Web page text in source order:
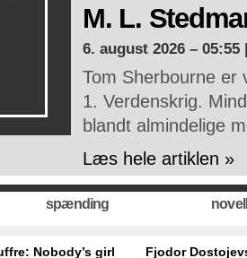
M. L.
6. august 2026 –
Tom Sherbourne er
1. Verdenskrig.
blandt almindelige
Læs hele artiklen »
spænding
Nobody’s girl Fjodor